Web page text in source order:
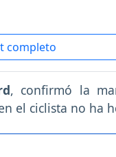
completo
, confirmó la
el ciclista no ha